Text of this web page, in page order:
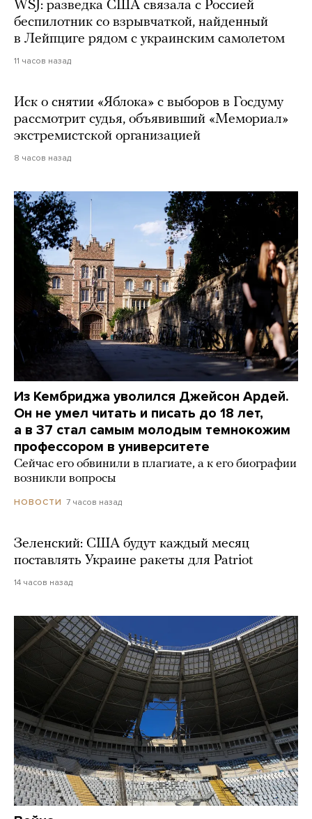
WSJ: разведка США связала с Россией
беспилотник со взрывчаткой, найденный
в Лейпциге рядом с украинским самолетом
11 часов назад
Иск о снятии «Яблока» с выборов в Госдуму
рассмотрит судья, объявивший «Мемориал»
экстремистской организацией
8 часов назад
Из Кембриджа уволился Джейсон Ардей.
Он не умел читать и писать до 18 лет,
а в 37 стал самым молодым темнокожим
профессором в университете
Сейчас его обвинили в плагиате, а к его биографии
возникли вопросы
НОВОСТИ 7 часов назад
Зеленский: США будут каждый месяц
поставлять Украине ракеты для Patriot
14 часов назад